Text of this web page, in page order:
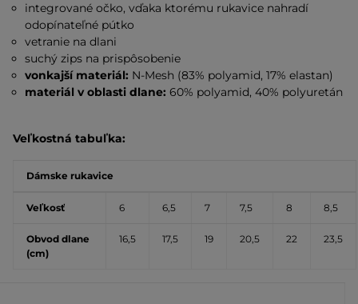
integrované očko, vďaka ktorému rukavice nahradí
odopínateľné pútko
vetranie na dlani
suchý zips na prispôsobenie
vonkajší materiál: N-Mesh (83% polyamid, 17% elastan)
materiál v oblasti dlane: 60% polyamid, 40% polyuretán
Veľkostná tabuľka:
Dámske rukavice
Veľkosť 6 6,5 7 7,5 8 8,5
Obvod dlane
(cm)
16,5 17,5 19 20,5 22 23,5